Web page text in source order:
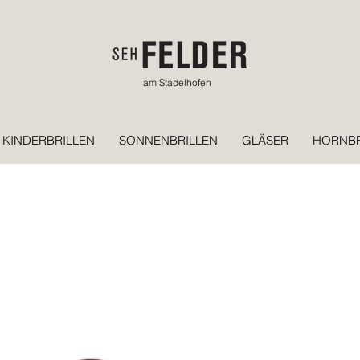
am Stadelhofen
KINDERBRILLEN SONNENBRILLEN GLÄSER